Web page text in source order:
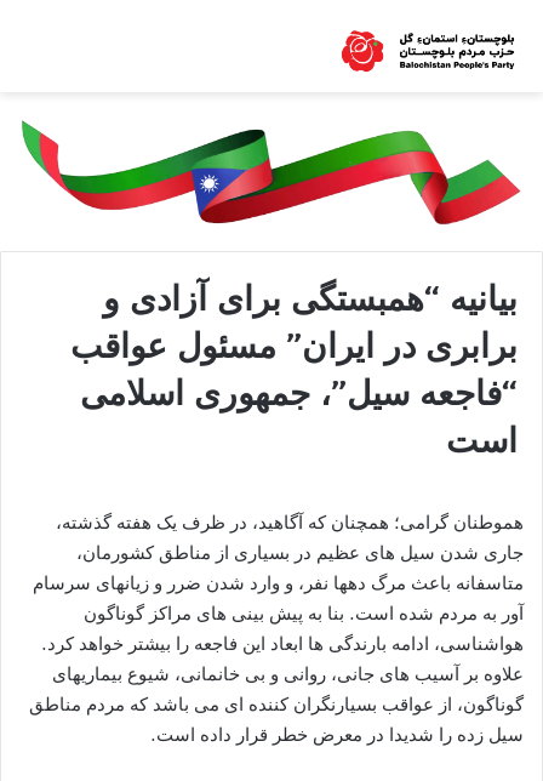
بیانیه “همبستگی برای آزادی و
برابری در ایران” مسئول عواقب
“فاجعه سیل”، جمهوری اسلامی
است
هموطنان گرامی؛ همچنان که آگاهید، در ظرف یک هفته گذشته،
جاری شدن سیل های عظیم در بسیاری از مناطق کشورمان،
متاسفانه باعث مرگ دهها نفر، و وارد شدن ضرر و زیانهای سرسام
آور به مردم شده است. بنا به پیش بینی های مراکز گوناگون
هواشناسی، ادامه بارندگی ها ابعاد این فاجعه را بیشتر خواهد کرد.
علاوه بر آسیب های جانی، روانی و بی خانمانی، شیوع بیماریهای
گوناگون، از عواقب بسیارنگران کننده ای می باشد که مردم مناطق
سیل زده را شدیدا در معرض خطر قرار داده است.